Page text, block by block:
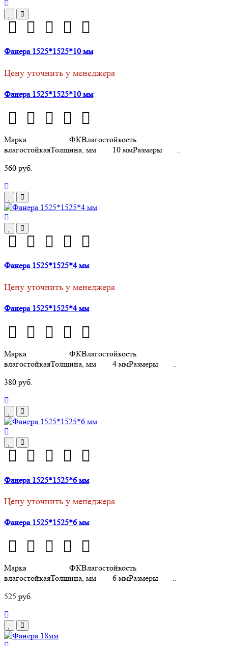
Фанера 1525*1525*10 мм
Цену уточнить у менеджера
Фанера 1525*1525*10 мм
Марка ФКВлагостойкость
влагостойкаяТолщина, мм 10 ммРазмеры ..
560 руб.
Фанера 1525*1525*4 мм
Цену уточнить у менеджера
Фанера 1525*1525*4 мм
Марка ФКВлагостойкость
влагостойкаяТолщина, мм 4 ммРазмеры ..
380 руб.
Фанера 1525*1525*6 мм
Цену уточнить у менеджера
Фанера 1525*1525*6 мм
Марка ФКВлагостойкость
влагостойкаяТолщина, мм 6 ммРазмеры ..
525 руб.